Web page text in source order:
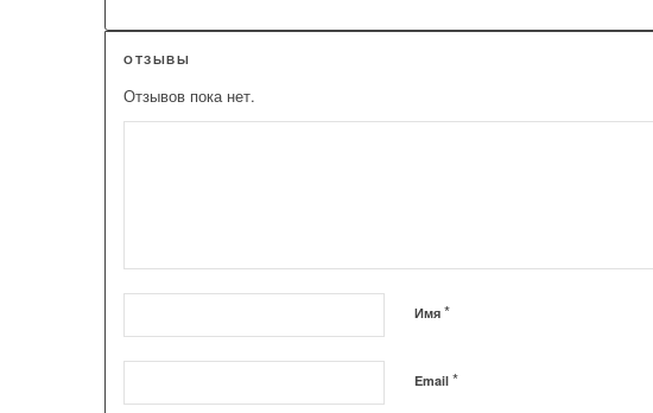
ОТЗЫВЫ
Отзывов пока нет.
Имя*
Email*